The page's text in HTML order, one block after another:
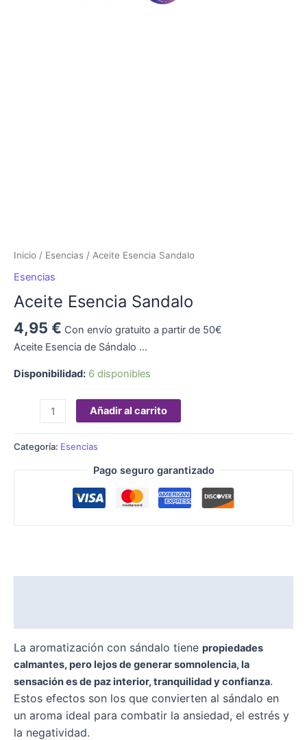
Inicio / Esencias / Aceite Esencia Sandalo
Esencias
Aceite Esencia Sandalo
4,95 € Con envío gratuito a partir de 50€
Aceite Esencia de Sándalo …
Disponibilidad: 6 disponibles
Añadir al carrito
Categoría: Esencias
Pago seguro garantizado
La aromatización con sándalo tiene propiedades
calmantes, pero lejos de generar somnolencia, la
sensación es de paz interior, tranquilidad y confianza.
Estos efectos son los que convierten al sándalo en
un aroma ideal para combatir la ansiedad, el estrés y
la negatividad.